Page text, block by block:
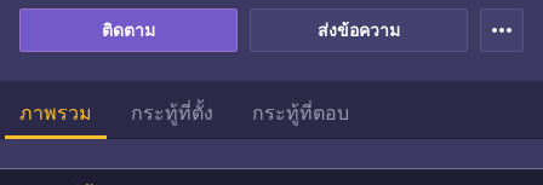
ส่งข้อความ
ติดตาม more_horiz
ภาพรวม กระทู้ที่ตั้ง กระทู้ที่ตอบ